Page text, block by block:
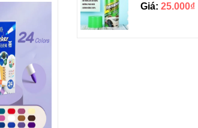
Giá: 25.000₫